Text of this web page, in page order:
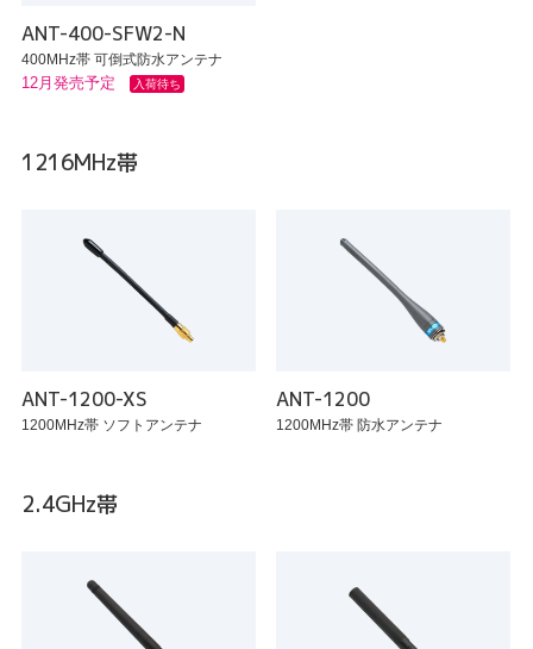
ANT-400-SFW2-N
400MHz帯 可倒式防水アンテナ
12月発売予定 入荷待ち
1216MHz帯
ANT-1200-XS
1200MHz帯 ソフトアンテナ
ANT-1200
1200MHz帯 防水アンテナ
2.4GHz帯